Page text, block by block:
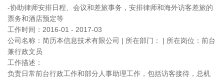
-协助律师安排日程、会议和差旅事务，安排律师和海外访客差旅的
票务和酒店预定等
工作时间：2016-01 - 2017-03
公司名称：简历本信息技术有限公司 | 所在部门： | 所在岗位：前台
兼行政文员
工作描述：
负责日常前台行政工作和部分人事助理工作，包括访客接待，总机